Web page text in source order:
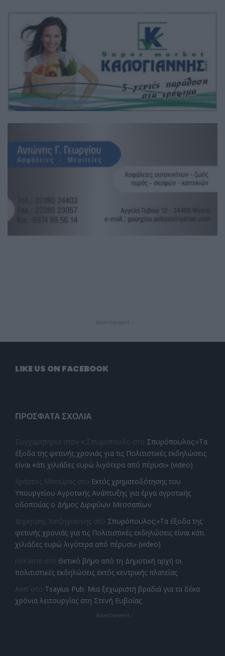
- Advertisement -
LIKE US ON FACEBOOK
ΠΡΌΣΦΑΤΑ ΣΧΌΛΙΑ
Συγχαρητηρια στον κ.Σπυροπουλο στο Σπυρόπουλος:«Τα
έξοδα της φετινής χρονιάς για τις Πολιτιστικές εκδηλώσεις
είναι κάτι χιλιάδες ευρώ λιγότερα από πέρυσι» (video)
Χρήστος Μπούρας στο Εκτός χρηματοδότησης του
Υπουργείου Αγροτικής Ανάπτυξης για έργα αγροτικής
οδοποιίας ο Δήμος Διρφύων Μεσσαπίων
Δημητρης Χατζηγιαννης στο Σπυρόπουλος:«Τα έξοδα της
φετινής χρονιάς για τις Πολιτιστικές εκδηλώσεις είναι κάτι
χιλιάδες ευρώ λιγότερα από πέρυσι» (video)
noname στο Θετικό βήμα από τη Δημοτική αρχή οι
πολιτιστικές εκδηλώσεις εκτός κεντρικής πλατείας
Axel στο Tsayius Pub: Μια ξεχωριστή βραδιά για τα δέκα
χρόνια λειτουργίας στη Στενή Ευβοίας
- Advertisement -